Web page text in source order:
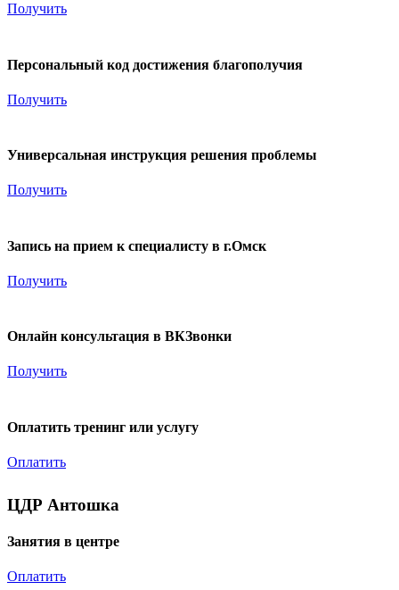
Получить
Персональный код достижения благополучия
Получить
Универсальная инструкция решения проблемы
Получить
Запись на прием к специалисту в г.Омск
Получить
Онлайн консультация в ВКЗвонки
Получить
Оплатить тренинг или услугу
Оплатить
ЦДР Антошка
Занятия в центре
Оплатить